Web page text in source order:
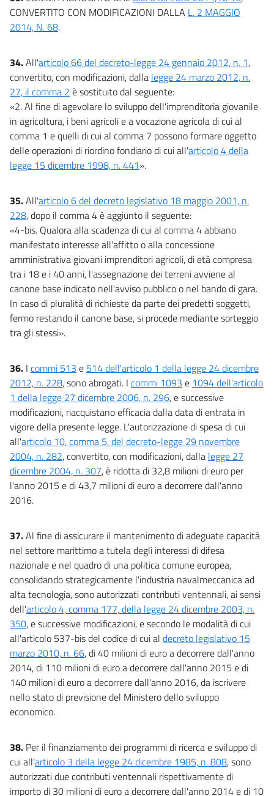
CONVERTITO CON MODIFICAZIONI DALLA L. 2 MAGGIO
2014, N. 68.
34.All'articolo 66 del decreto-legge 24 gennaio 2012, n. 1,
convertito, con modificazioni, dalla legge 24 marzo 2012, n.
27, il comma 2 è sostituito dal seguente:
«2. Al fine di agevolare lo sviluppo dell'imprenditoria giovanile
in agricoltura, i beni agricoli e a vocazione agricola di cui al
comma 1 e quelli di cui al comma 7 possono formare oggetto
delle operazioni di riordino fondiario di cui all'articolo 4 della
legge 15 dicembre 1998, n. 441».
35.All'articolo 6 del decreto legislativo 18 maggio 2001, n.
228, dopo il comma 4 è aggiunto il seguente:
«4-bis. Qualora alla scadenza di cui al comma 4 abbiano
manifestato interesse all'affitto o alla concessione
amministrativa giovani imprenditori agricoli, di età compresa
tra i 18 e i 40 anni, l'assegnazione dei terreni avviene al
canone base indicato nell'avviso pubblico o nel bando di gara.
In caso di pluralità di richieste da parte dei predetti soggetti,
fermo restando il canone base, si procede mediante sorteggio
tra gli stessi».
36. I commi 513 e 514 dell'articolo 1 della legge 24 dicembre
2012, n. 228, sono abrogati. I commi 1093 e 1094 dell'articolo
1 della legge 27 dicembre 2006, n. 296, e successive
modificazioni, riacquistano efficacia dalla data di entrata in
vigore della presente legge. L'autorizzazione di spesa di cui
all'articolo 10, comma 5, del decreto-legge 29 novembre
2004, n. 282, convertito, con modificazioni, dalla legge 27
dicembre 2004, n. 307, è ridotta di 32,8 milioni di euro per
l'anno 2015 e di 43,7 milioni di euro a decorrere dall'anno
2016.
37.Al fine di assicurare il mantenimento di adeguate capacità
nel settore marittimo a tutela degli interessi di difesa
nazionale e nel quadro di una politica comune europea,
consolidando strategicamente l'industria navalmeccanica ad
alta tecnologia, sono autorizzati contributi ventennali, ai sensi
dell'articolo 4, comma 177, della legge 24 dicembre 2003, n.
350, e successive modificazioni, e secondo le modalità di cui
all'articolo 537-bis del codice di cui al decreto legislativo 15
marzo 2010, n. 66, di 40 milioni di euro a decorrere dall'anno
2014, di 110 milioni di euro a decorrere dall'anno 2015 e di
140 milioni di euro a decorrere dall'anno 2016, da iscrivere
nello stato di previsione del Ministero dello sviluppo
economico.
38. Per il finanziamento dei programmi di ricerca e sviluppo di
cui all'articolo 3 della legge 24 dicembre 1985, n. 808, sono
autorizzati due contributi ventennali rispettivamente di
importo di 30 milioni di euro a decorrere dall'anno 2014 e di 10